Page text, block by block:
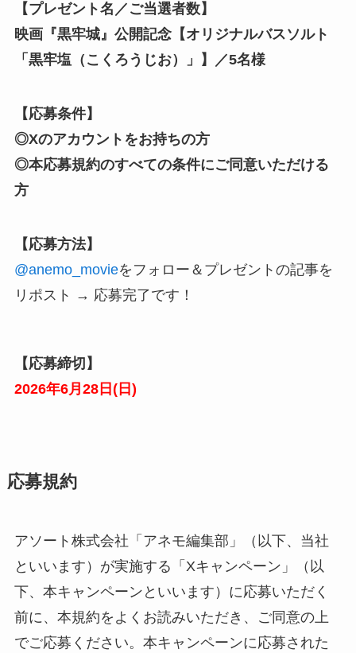
【プレゼント名／ご当選者数】
映画『黒牢城』公開記念【オリジナルバスソルト
「黒牢塩（こくろうじお）」
】／5名様
【応募条件】
◎Xのアカウントをお持ちの方
◎本応募規約のすべての条件にご同意いただける
方
【応募方法】
@anemo_movieをフォロー ＆プレゼントの記事を
リポスト → 応募完了です！
【応募締切】
2026年6月 28日(日 )
応募規約
アソート株式会社「アネモ編集部」（以下、当社
といいます）が実施する「Xキャンペーン」（以
下、本キャンペーンといいます）に応募いただく
前に、本規約をよくお読みいただき、ご同意の上
でご応募ください。本キャンペーンに応募された